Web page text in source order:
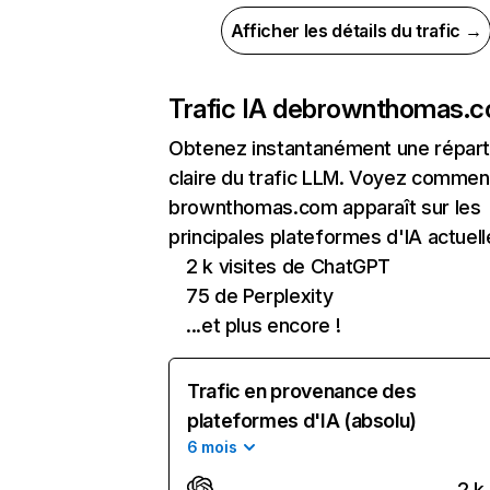
Afficher les détails du trafic →
Trafic IA de
Obtenez instantanément une
claire du trafic LLM. Voyez
brownthomas.com apparaît sur les
principales plateformes d'IA
2 k visites de ChatGPT
75 de Perplexity
...et plus encore !
Trafic en provenance des
plateformes d'IA (absolu)
6 mois